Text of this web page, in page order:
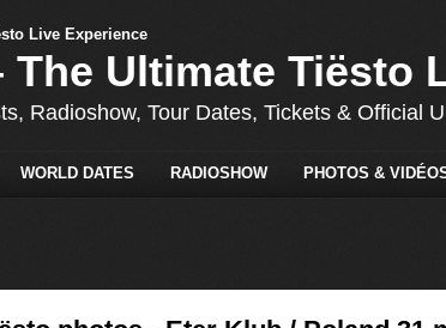
The Ultimate Tiësto
Radioshow, Tour Dates, Tickets & Official
WORLD DATES RADIOSHOW PHOTOS &